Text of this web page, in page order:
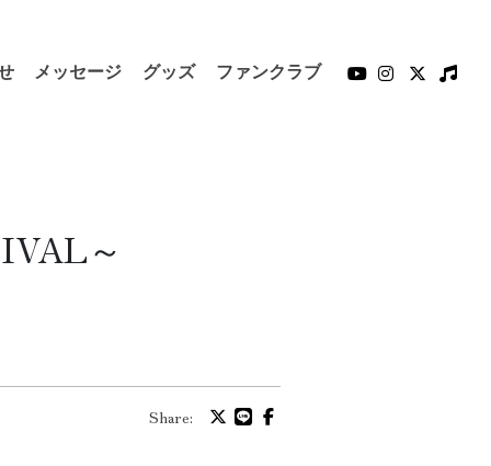
メッセージ グッズ ファンクラブ
～
Share: